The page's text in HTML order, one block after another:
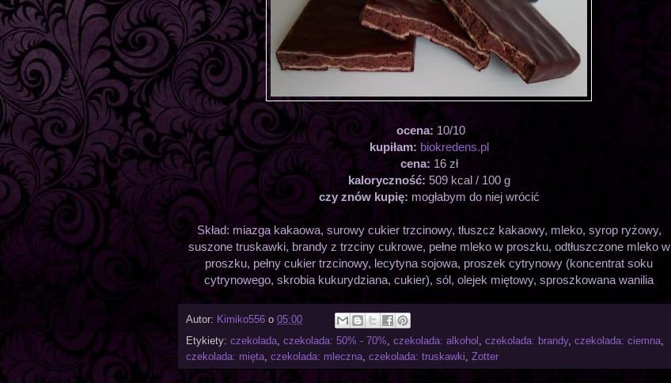
ocena: 10/10
kupiłam: biokredens.pl
cena: 16 zł
kaloryczność: 509 kcal / 100 g
czy znów kupię: mogłabym do niej wrócić
Skład: miazga kakaowa, surowy cukier trzcinowy, tłuszcz kakaowy, mleko, syrop ryżowy,
suszone truskawki, brandy z trzciny cukrowe, pełne mleko w proszku, odtłuszczone mleko w
proszku, pełny cukier trzcinowy, lecytyna sojowa, proszek cytrynowy (koncentrat soku
cytrynowego, skrobia kukurydziana, cukier), sól, olejek miętowy, sproszkowana wanilia
Autor: Kimiko556 o 05:00
Etykiety: czekolada, czekolada: 50% - 70%, czekolada: alkohol , czekolada: brandy, czekolada: ciemna,
czekolada: mięta, czekolada: mleczna, czekolada: truskawki, Zotter